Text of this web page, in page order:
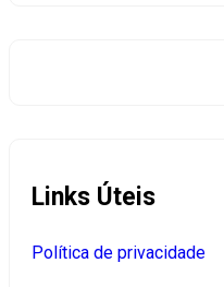
Links Úteis
Política de privacidade